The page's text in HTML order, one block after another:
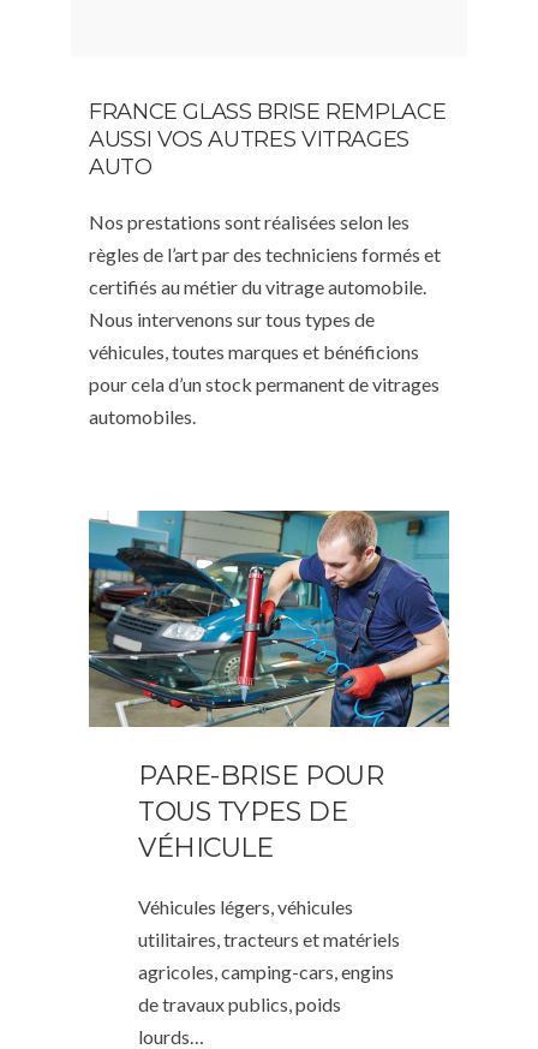
FRANCE GLASS BRISE REMPLACE
AUSSI VOS AUTRES VITRAGES
AUTO
Nos prestations sont réalisées selon les
règles de l’art par des techniciens formés et
certifiés au métier du vitrage automobile.
Nous intervenons sur tous types de
véhicules, toutes marques et bénéficions
pour cela d’un stock permanent de vitrages
automobiles.
PARE-BRISE POUR
TOUS TYPES DE
VÉHICULE
Véhicules légers, véhicules
utilitaires, tracteurs et matériels
agricoles, camping-cars, engins
de travaux publics, poids
lourds…